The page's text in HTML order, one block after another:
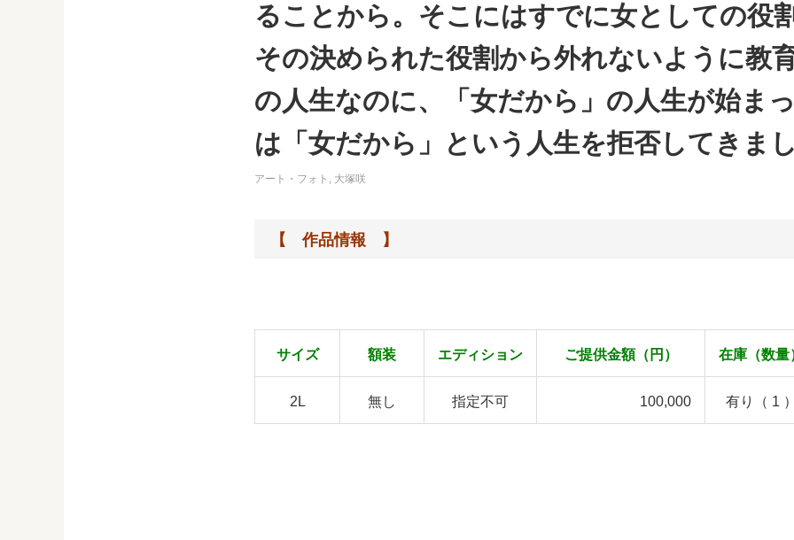
ることから。そこにはすでに女としての役
その決められた役割から外れないように教
の人生なのに、「女だから」の人生が始ま
は「女だから」という人生を拒否してきま
アート・フォト , 大塚咲
【 作品情報 】
サイズ 額装 エディション ご提供金額（円） 在庫（数量
2L 無し 指定不可 100,000 有り（ 1